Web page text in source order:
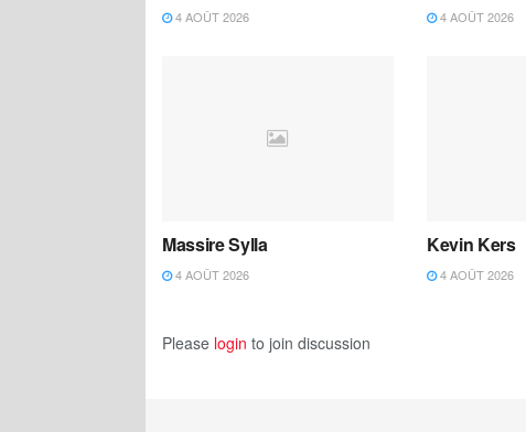
4 AOÛT 2026 4 AOÛT 2026
Massire Sylla
4 AOÛT 2026
Kevin Kers
4 AOÛT 2026
Please login to join discussion